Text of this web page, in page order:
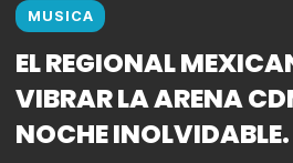
MUSICA
EL REGIONAL
VIBRAR LA ARENA
NOCHE INOLVIDABLE.